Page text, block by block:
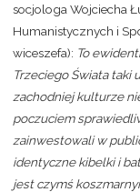
socjologa Wojciecha
Humanistycznych i
wiceszefa): To
Trzeciego Świata taki
zachodniej kulturze
poczuciem
zainwestowali w
identyczne kibelki i
jest czymś